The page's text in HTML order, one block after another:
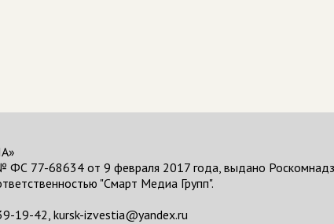
ФС 77-68634 от 9 февраля 2017 года, выдано
"Смарт Медиа Групп".
19-42, kursk-izvestia@yandex.ru